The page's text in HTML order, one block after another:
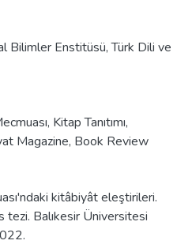
Bilimler Enstitüsü, Türk Dili ve
, Kitap Tanıtımı,
Magazine, Book Review
kitâbiyât eleştirileri.
tezi. Balıkesir Üniversitesi